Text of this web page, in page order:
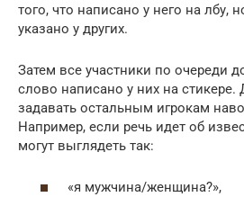
того, что написано у него на лбу,
указано у других.
Затем все участники по очереди
слово написано у них на стикере.
задавать остальным игрокам
Например, если речь идет об
могут выглядеть так:
«я мужчина/женщина?»,